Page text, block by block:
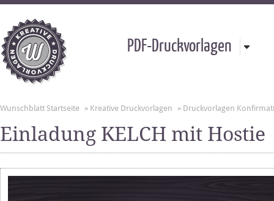
PDF-Druckvorlagen
Wunschblatt Startseite » Kreative Druckvorlagen » Druckvorlagen
Einladung KELCH mit Hostie